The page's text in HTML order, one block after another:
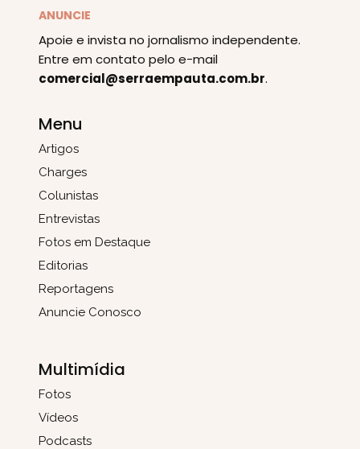
ANUNCIE
Apoie e invista no jornalismo independente.
Entre em contato pelo e-mail
comercial@serraempauta.com.br.
Menu
Artigos
Charges
Colunistas
Entrevistas
Fotos em Destaque
Editorias
Reportagens
Anuncie Conosco
Multimídia
Fotos
Vídeos
Podcasts